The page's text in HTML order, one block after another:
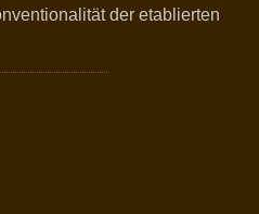
der etablierten